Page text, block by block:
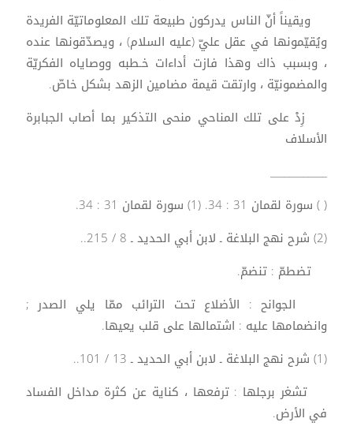
ويقيناً أنّ الناس يدركون طبيعة تلك المعلوماتيّة الفريدة
ويُقيّمونها في عقل عليّ (عليه السلام) ، ويصدّقونها عنده
، وبسبب ذاك وهذا فازت أداءات خـطبه ووصاياه الفكريّة
والمضمونيّة ، وارتقت قيمة مضامين الزهد بشكل خاصّ.
زِدْ على تلك المناحي منحى التذكير بما أصاب الجبابرة
الأسلاف
____________
( ) سورة لقمان 31 : 34. (1) سورة لقمان 31 : 34.
(2) شرح نهج البلاغة ـ لابن أبي الحديد ـ 8 / 215..
تضطمّ : تنضمّ.
الجوانح : الأضلاع تحت الترائب ممّا يلي الصدر ;
وانضمامها عليه : اشتمالها على قلب يعيها.
(1) شرح نهج البلاغة ـ لابن أبي الحديد ـ 13 / 101..
تشغر برجلها : ترفعها ، كناية عن كثرة مداخل الفساد
في الأرض.